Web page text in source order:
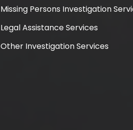
Missing Persons Investigation
Legal Assistance Services
Other Investigation Services